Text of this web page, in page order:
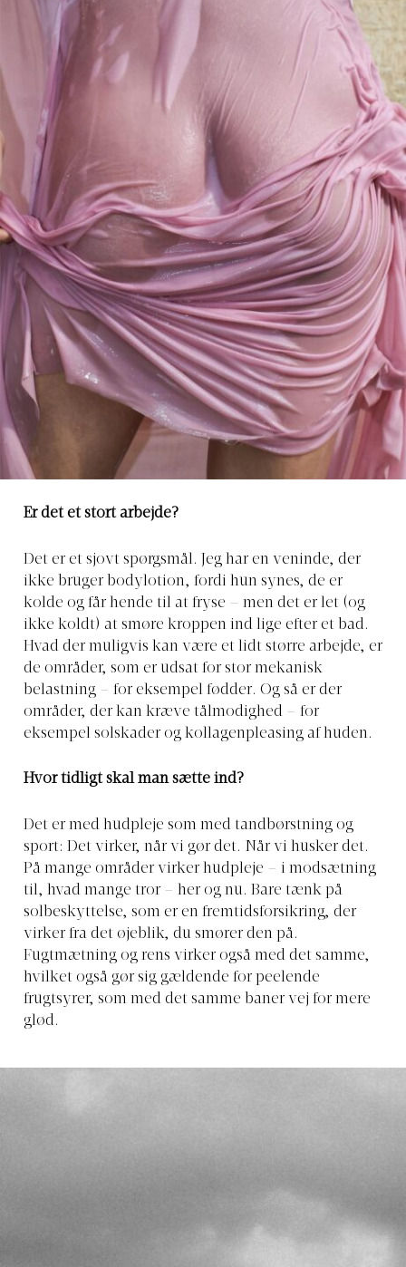
Er det et stort arbejde?
Det er et sjovt spørgsmål. Jeg har en veninde, der
ikke bruger bodylotion, fordi hun synes, de er
kolde og får hende til at fryse – men det er let (og
ikke koldt) at smøre kroppen ind lige efter et bad.
Hvad der muligvis kan være et lidt større arbejde, er
de områder, som er udsat for stor mekanisk
belastning – for eksempel fødder. Og så er der
områder, der kan kræve tålmodighed – for
eksempel solskader og kollagenpleasing af huden.
Hvor tidligt skal man sætte ind?
Det er med hudpleje som med tandbørstning og
sport: Det virker, når vi gør det. Når vi husker det.
På mange områder virker hudpleje – i modsætning
til, hvad mange tror – her og nu. Bare tænk på
solbeskyttelse, som er en fremtidsforsikring, der
virker fra det øjeblik, du smører den på.
Fugtmætning og rens virker også med det samme,
hvilket også gør sig gældende for peelende
frugtsyrer, som med det samme baner vej for mere
glød.